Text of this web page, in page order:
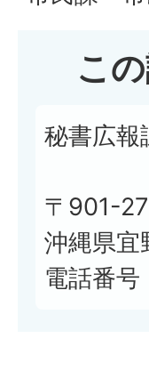
こ
秘書広報
〒901-
沖縄県宜
電話番